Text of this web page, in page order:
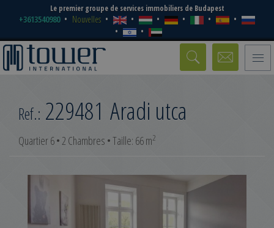
Le premier groupe de services immobiliers de Budapest
+3613540980 Nouvelles
Toggle
Aradi utca
Ref.: 229481
Quartier 6 • 2 Chambres • Taille: 66 m2